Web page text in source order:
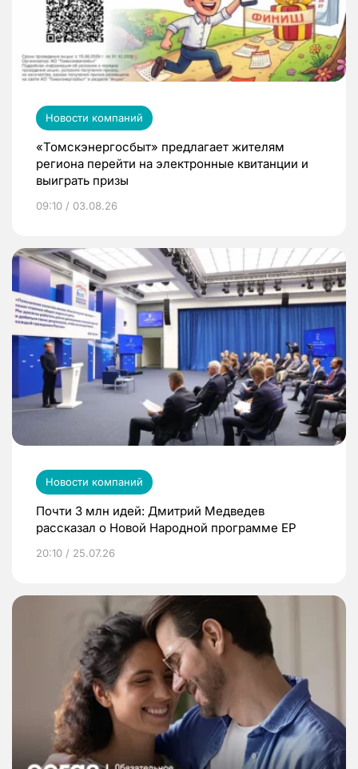
Новости компаний
«Томскэнергосбыт» предлагает жителям
региона перейти на электронные квитанции и
выиграть призы
09:10 / 03.08.26
Новости компаний
Почти 3 млн идей: Дмитрий Медведев
рассказал о Новой Народной программе ЕР
20:10 / 25.07.26